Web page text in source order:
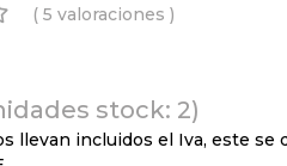
( 5 valoraciones )
stock: 2)
llevan incluidos el Iva, este se